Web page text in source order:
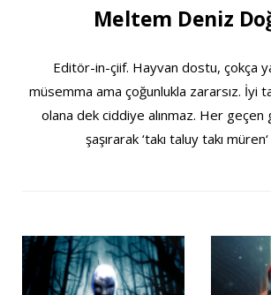
Meltem Deniz
Editör-in-çiif. Hayvan dostu, çokça
müsemma ama çoğunlukla zararsız. İyi
olana dek ciddiye alınmaz. Her geçen
şaşırarak ‘takı taluy takı